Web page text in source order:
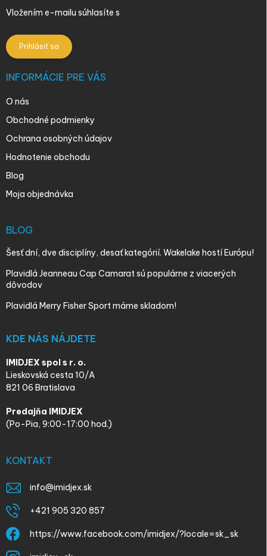
Vložením e-mailu súhlasíte s
Prihlásiť sa
INFORMÁCIE PRE VÁS
O nás
Obchodné podmienky
Ochrana osobných údajov
Hodnotenie obchodu
Blog
Moja objednávka
BLOG
Šesť dní, dve disciplíny, desať kategórií. Wakelake hostí Európu!
Plavidlá Jeanneau Cap Camarat sú populárne z viacerých
dôvodov
Plavidlá Merry Fisher Sport máme skladom!
KDE NÁS NÁJDETE
IMIDJEX spol s r. o.
Lieskovská cesta 10/A
821 06 Bratislava
Predajňa IMIDJEX
(Po-Pia, 9:00-17:00 hod.)
KONTAKT
info@imidjex.sk
+421 905 320 857
https://www.facebook.com/imidjex/?locale=sk_sk